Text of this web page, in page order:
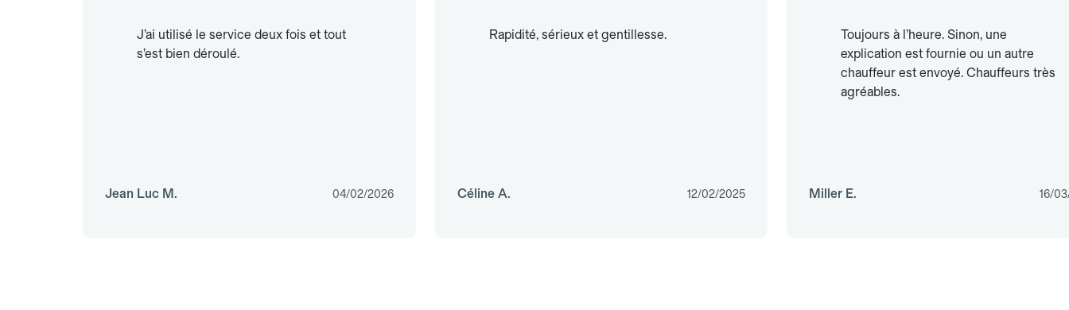
J’ai utilisé le service deux fois et tout
s’est bien déroulé.
Jean Luc M. 04/02/2026
Rapidité, sérieux et gentillesse.
Céline A. 12/02/2025
Toujours à l’heure. Sinon, une
explication est fournie ou un autre
chauffeur est envoyé. Chauffeurs très
agréables.
Miller E. 16/